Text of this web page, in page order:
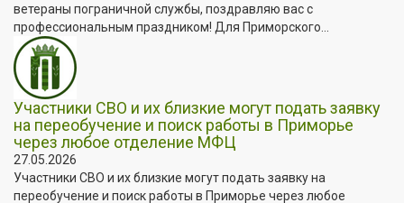
ветераны пограничной службы, поздравляю вас с
профессиональным праздником! Для Приморского...
Участники СВО и их близкие могут подать заявку
на переобучение и поиск работы в Приморье
через любое отделение МФЦ
27.05.2026
Участники СВО и их близкие могут подать заявку на
переобучение и поиск работы в Приморье через любое